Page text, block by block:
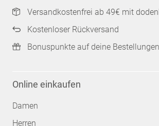
Versandkostenfrei ab 49€ mit
Kostenloser Rückversand
Bonuspunkte auf deine Bestellungen
Online einkaufen
Damen
Herren